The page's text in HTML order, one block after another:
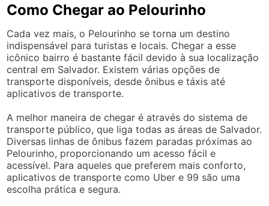
Como Chegar ao Pelourinho
Cada vez mais, o Pelourinho se torna um destino
indispensável para turistas e locais. Chegar a esse
icônico bairro é bastante fácil devido à sua localização
central em Salvador. Existem várias opções de
transporte disponíveis, desde ônibus e táxis até
aplicativos de transporte.
A melhor maneira de chegar é através do sistema de
transporte público, que liga todas as áreas de Salvador.
Diversas linhas de ônibus fazem paradas próximas ao
Pelourinho, proporcionando um acesso fácil e
acessível. Para aqueles que preferem mais conforto,
aplicativos de transporte como Uber e 99 são uma
escolha prática e segura.